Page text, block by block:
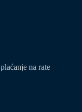
na rate